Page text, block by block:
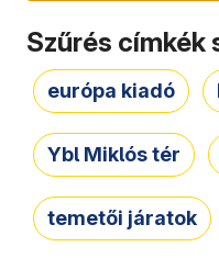
Szűrés címkék
európa kiadó
Ybl Miklós tér
temetői járatok